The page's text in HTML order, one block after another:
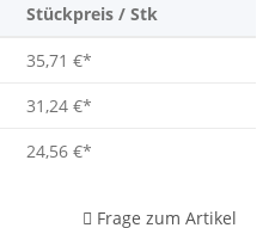
Stückpreis / Stk
35,71 €*
31,24 €*
24,56 €*
Frage zum Artikel